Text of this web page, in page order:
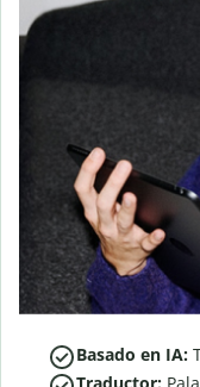
Basado en IA:
Traductor: